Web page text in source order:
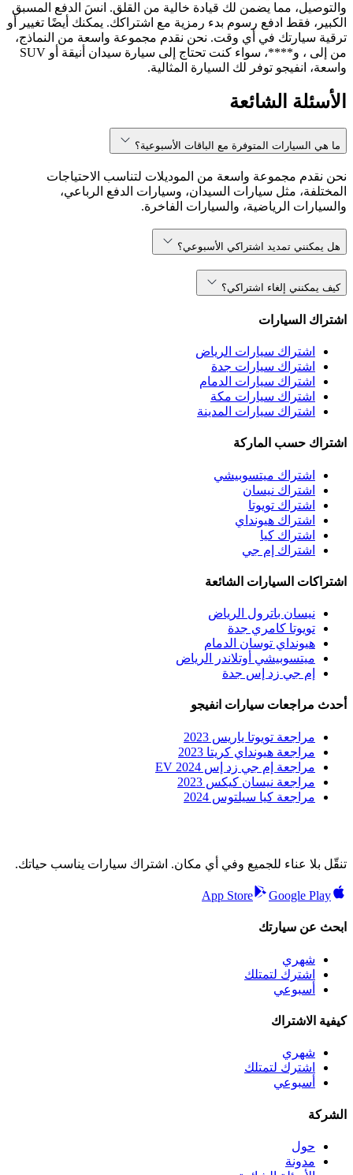
والتوصيل، مما يضمن لك قيادة خالية من القلق. انسَ الدفع المسبق
الكبير، فقط ادفع رسوم بدء رمزية مع اشتراكك. يمكنك أيضًا تغيير أو
ترقية سيارتك في أي وقت. نحن نقدم مجموعة واسعة من النماذج،
من إلى ، و****، سواء كنت تحتاج إلى سيارة سيدان أنيقة أو SUV
واسعة، انفيجو توفر لك السيارة المثالية.
الأسئلة الشائعة
ما هي السيارات المتوفرة مع الباقات الأسبوعية؟
نحن نقدم مجموعة واسعة من الموديلات لتناسب الاحتياجات
المختلفة، مثل سيارات السيدان، وسيارات الدفع الرباعي،
والسيارات الرياضية، والسيارات الفاخرة.
هل يمكنني تمديد اشتراكي الأسبوعي؟
كيف يمكنني إلغاء اشتراكي؟
اشتراك السيارات
اشتراك سيارات الرياض
اشتراك سيارات جدة
اشتراك سيارات الدمام
اشتراك سيارات مكة
اشتراك سيارات المدينة
اشتراك حسب الماركة
اشتراك ميتسوبيشي
اشتراك نيسان
اشتراك تويوتا
اشتراك هيونداي
اشتراك كيا
اشتراك إم جي
اشتراكات السيارات الشائعة
نيسان باترول الرياض
تويوتا كامري جدة
هيونداي توسان الدمام
ميتسوبيشي أوتلاندر الرياض
إم جي زد إس جدة
أحدث مراجعات سيارات انفيجو
مراجعة تويوتا ياريس 2023
مراجعة هيونداي كريتا 2023
مراجعة إم جي زد إس EV 2024
مراجعة نيسان كيكس 2023
مراجعة كيا سيلتوس 2024
تنقّل بلا عناء للجميع وفي أي مكان. اشتراك سيارات يناسب حياتك.
App Store Google Play
ابحث عن سيارتك
شهري
اشترك لتمتلك
أسبوعي
كيفية الاشتراك
شهري
اشترك لتمتلك
أسبوعي
الشركة
حول
مدونة